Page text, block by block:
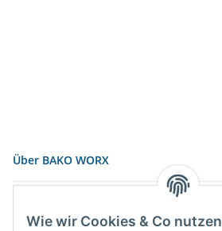
Über BAKO WORX
Wie wir Cookies & Co nutzen